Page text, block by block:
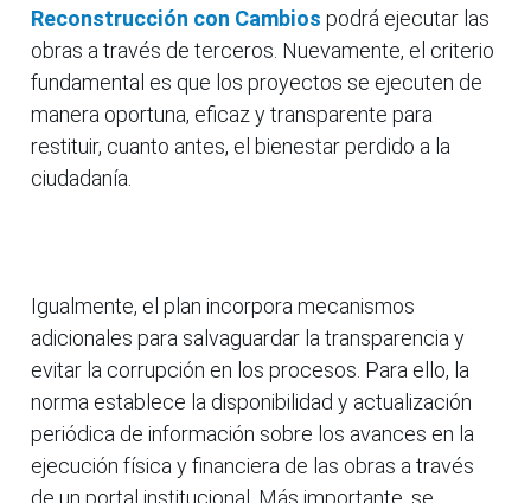
Reconstrucción con Cambios podrá ejecutar las
obras a través de terceros. Nuevamente, el criterio
fundamental es que los proyectos se ejecuten de
manera oportuna, eficaz y transparente para
restituir, cuanto antes, el bienestar perdido a la
ciudadanía.
Igualmente, el plan incorpora mecanismos
adicionales para salvaguardar la transparencia y
evitar la corrupción en los procesos. Para ello, la
norma establece la disponibilidad y actualización
periódica de información sobre los avances en la
ejecución física y financiera de las obras a través
de un portal institucional. Más importante, se